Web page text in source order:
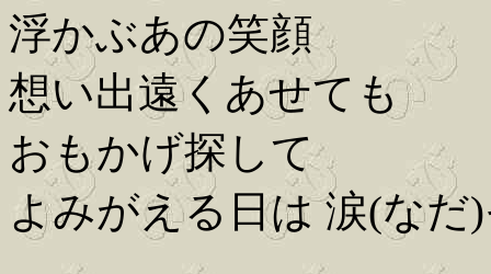
浮かぶあの笑顔
想い出遠くあせても
おもかげ探して
よみがえる日は 涙(なだ